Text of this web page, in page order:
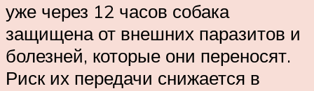
уже через 12 часов собака
защищена от внешних паразитов и
болезней, которые они переносят.
Риск их передачи снижается в